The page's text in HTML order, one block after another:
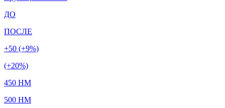
ДО
ПОСЛЕ
+50 (+9%)
(+20%)
450 HM
500 HM